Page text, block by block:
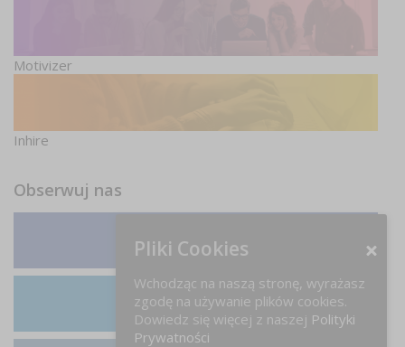
Motivizer
Inhire
Obserwuj nas
Facebook
LinkedIn
Pliki Cookies
Wchodząc na naszą stronę, wyrażasz
zgodę na używanie plików cookies.
Dowiedz się więcej z naszej Polityki
Prywatności